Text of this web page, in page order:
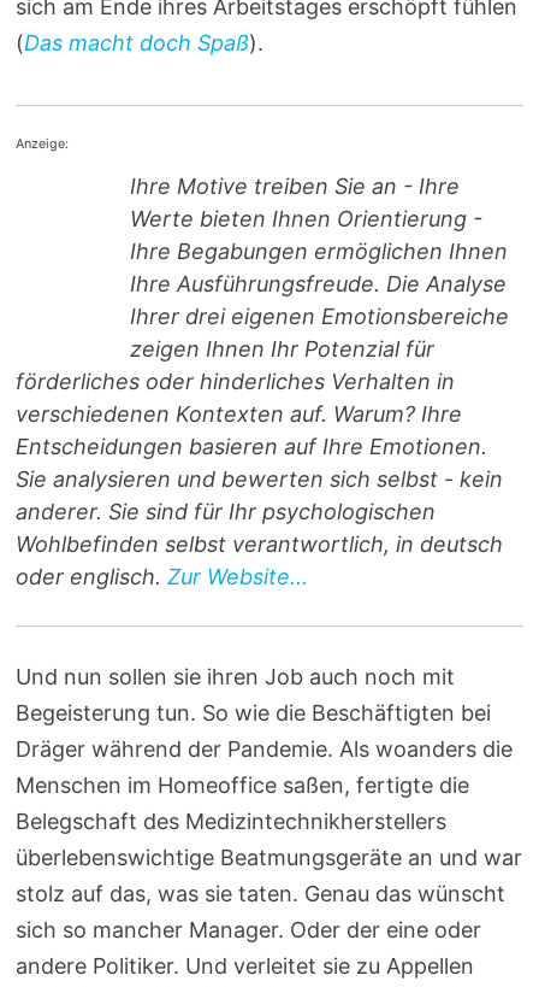
sich am Ende ihres Arbeitstages erschöpft fühlen
(Das macht doch Spaß).
Anzeige:
Ihre Motive treiben Sie an - Ihre
Werte bieten Ihnen Orientierung -
Ihre Begabungen ermöglichen Ihnen
Ihre Ausführungsfreude. Die Analyse
Ihrer drei eigenen Emotionsbereiche
zeigen Ihnen Ihr Potenzial für
förderliches oder hinderliches Verhalten in
verschiedenen Kontexten auf. Warum? Ihre
Entscheidungen basieren auf Ihre Emotionen.
Sie analysieren und bewerten sich selbst - kein
anderer. Sie sind für Ihr psychologischen
Wohlbefinden selbst verantwortlich, in deutsch
oder englisch.Zur Website...
Und nun sollen sie ihren Job auch noch mit
Begeisterung tun. So wie die Beschäftigten bei
Dräger während der Pandemie. Als woanders die
Menschen im Homeoffice saßen, fertigte die
Belegschaft des Medizintechnikherstellers
überlebenswichtige Beatmungsgeräte an und war
stolz auf das, was sie taten. Genau das wünscht
sich so mancher Manager. Oder der eine oder
andere Politiker. Und verleitet sie zu Appellen